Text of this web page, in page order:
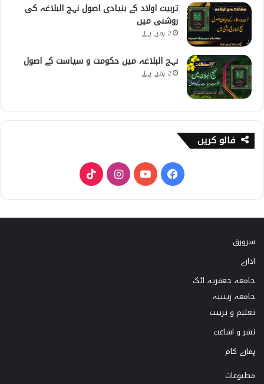
تربیت اولاد کے بنیادی اصول نہج البلاغہ کی
روشنی میں
2 ہفتے پہلے
نہج البلاغہ میں حکومت و سیاست کے اصول
2 ہفتے پہلے
فالو کریں
F
a
c
Y
o
u
n
s
T
i
k
سرورق
ادارے
جامعہ جعفریہ اٹک
جامعہ زینبیہ
تعلیم و تربیت
نشر و اشاعت
ہمارے کام
مطبوعات